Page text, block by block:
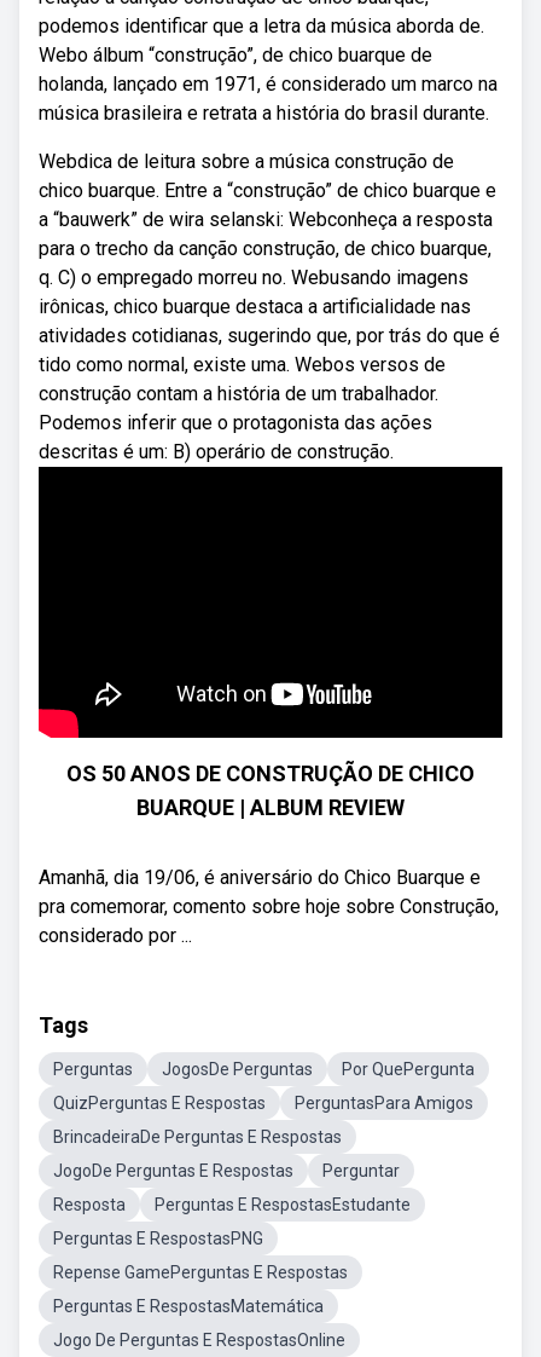
podemos identificar que a letra da música aborda de.
Webo álbum “construção”, de chico buarque de
holanda, lançado em 1971, é considerado um marco na
música brasileira e retrata a história do brasil durante.
Webdica de leitura sobre a música construção de
chico buarque. Entre a “construção” de chico buarque e
a “bauwerk” de wira selanski: Webconheça a resposta
para o trecho da canção construção, de chico buarque,
q. C) o empregado morreu no. Webusando imagens
irônicas, chico buarque destaca a artificialidade nas
atividades cotidianas, sugerindo que, por trás do que é
tido como normal, existe uma. Webos versos de
construção contam a história de um trabalhador.
Podemos inferir que o protagonista das ações
descritas é um: B) operário de construção.
OS 50 ANOS DE CONSTRUÇÃO DE CHICO
BUARQUE | ALBUM REVIEW
Amanhã, dia 19/06, é aniversário do Chico Buarque e
pra comemorar, comento sobre hoje sobre Construção,
considerado por ...
Tags
Perguntas JogosDe Perguntas
Por QuePergunta
QuizPerguntas E Respostas
PerguntasPara Amigos
BrincadeiraDe Perguntas E Respostas
JogoDe Perguntas E Respostas
Perguntar
Resposta
Perguntas E RespostasEstudante
Perguntas E RespostasPNG
Repense GamePerguntas E Respostas
Perguntas E RespostasMatemática
Jogo De Perguntas E RespostasOnline